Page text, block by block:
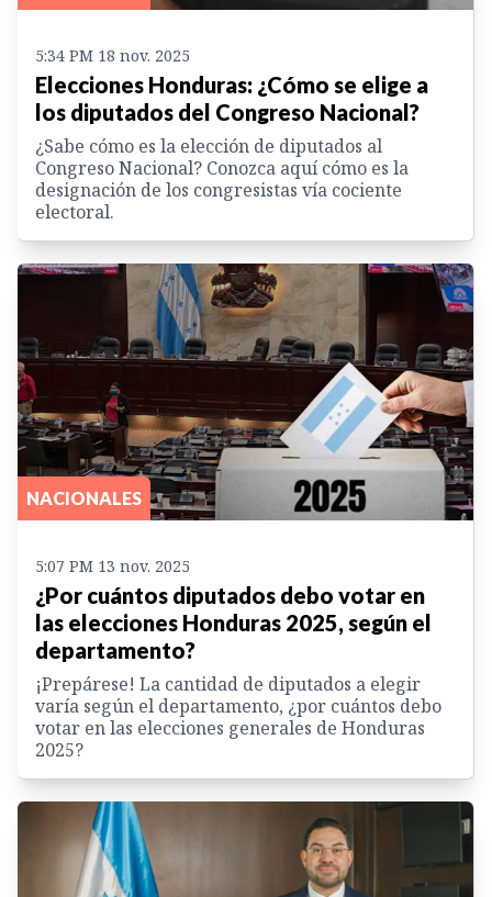
5:34 PM 18 nov. 2025
Elecciones Honduras: ¿Cómo se elige a
los diputados del Congreso Nacional?
¿Sabe cómo es la elección de diputados al
Congreso Nacional? Conozca aquí cómo es la
designación de los congresistas vía cociente
electoral.
NACIONALES
5:07 PM 13 nov. 2025
¿Por cuántos diputados debo votar en
las elecciones Honduras 2025, según el
departamento?
¡Prepárese! La cantidad de diputados a elegir
varía según el departamento, ¿por cuántos debo
votar en las elecciones generales de Honduras
2025?